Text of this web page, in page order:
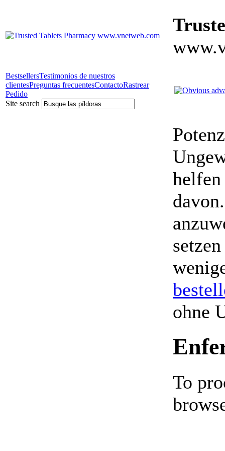
BestsellersTestimonios de nuestros
clientesPreguntas frecuentesContactoRastrear
Pedido
Site search
ohne
To